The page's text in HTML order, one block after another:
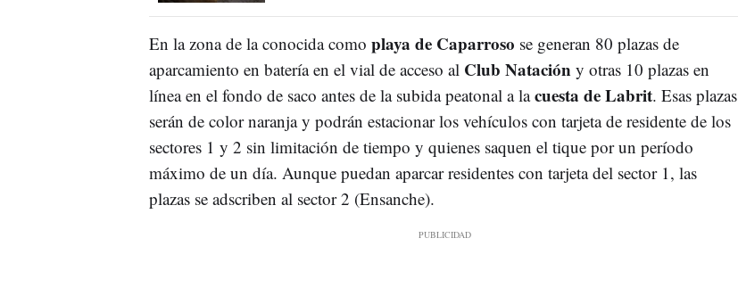
En la zona de la conocida como playa de Caparroso se generan 80 plazas de
aparcamiento en batería en el vial de acceso al Club Natación y otras 10 plazas en
línea en el fondo de saco antes de la subida peatonal a lacuesta de Labrit. Esas plazas
serán de color naranja y podrán estacionar los vehículos con tarjeta de residente de los
sectores 1 y 2 sin limitación de tiempo y quienes saquen el tique por un período
máximo de un día. Aunque puedan aparcar residentes con tarjeta del sector 1, las
plazas se adscriben al sector 2 (Ensanche).